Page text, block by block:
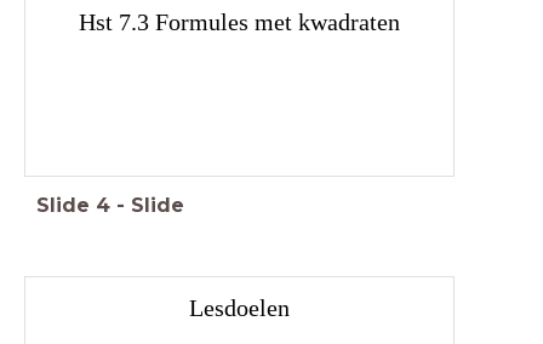
Hst 7.3 Formules met kwadraten
Slide 4 - Slide
Lesdoelen